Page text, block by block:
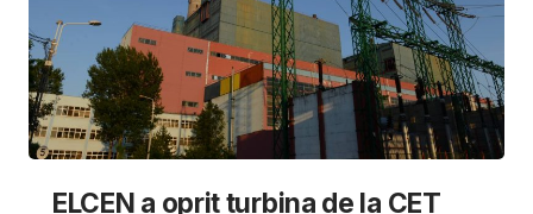
ELCEN a oprit turbina de la CET